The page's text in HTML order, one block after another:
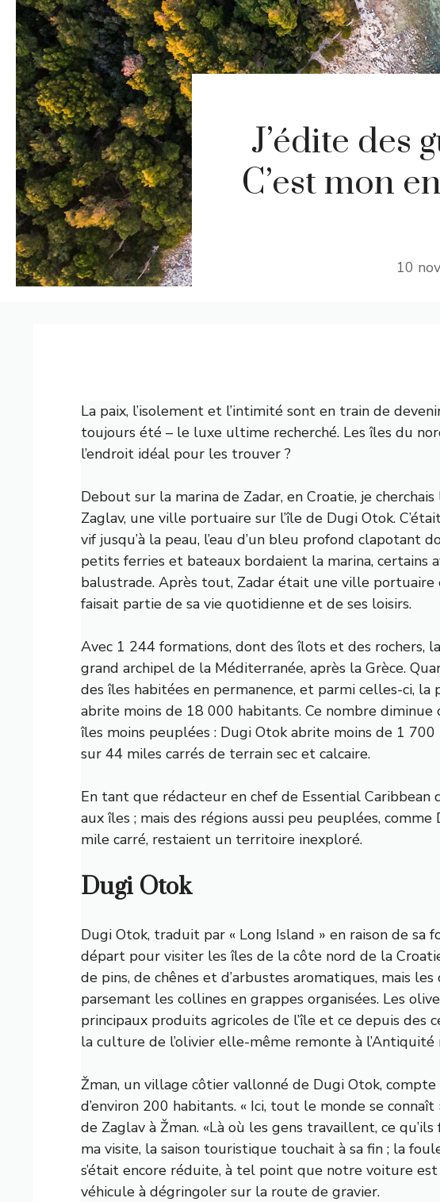
J’édite des
C’est mon
10
La paix, l’isolement et l’intimité sont en train de
toujours été – le luxe ultime recherché. Les îles du
l’endroit idéal pour les trouver ?
Debout sur la marina de Zadar, en Croatie, je
Zaglav, une ville portuaire sur l’île de Dugi Otok.
vif jusqu’à la peau, l’eau d’un bleu profond clapotant
petits ferries et bateaux bordaient la marina, certains
balustrade. Après tout, Zadar était une ville portuaire
faisait partie de sa vie quotidienne et de ses loisirs.
Avec 1 244 formations, dont des îlots et des rochers,
grand archipel de la Méditerranée, après la Grèce.
des îles habitées en permanence, et parmi celles-ci,
abrite moins de 18 000 habitants. Ce nombre diminue
îles moins peuplées : Dugi Otok abrite moins de 1
sur 44 miles carrés de terrain sec et calcaire.
En tant que rédacteur en chef de Essential Caribbean
aux îles ; mais des régions aussi peu peuplées,
mile carré, restaient un territoire inexploré.
Dugi Otok
Dugi Otok, traduit par « Long Island » en raison de sa
départ pour visiter les îles de la côte nord de la
de pins, de chênes et d’arbustes aromatiques, mais
parsemant les collines en grappes organisées. Les
principaux produits agricoles de l’île et ce depuis des
la culture de l’olivier elle-même remonte à l’Antiquité
Žman, un village côtier vallonné de Dugi Otok,
d’environ 200 habitants. « Ici, tout le monde se
de Zaglav à Žman. «Là où les gens travaillent, ce
ma visite, la saison touristique touchait à sa fin ; la
s’était encore réduite, à tel point que notre voiture
véhicule à dégringoler sur la route de gravier.